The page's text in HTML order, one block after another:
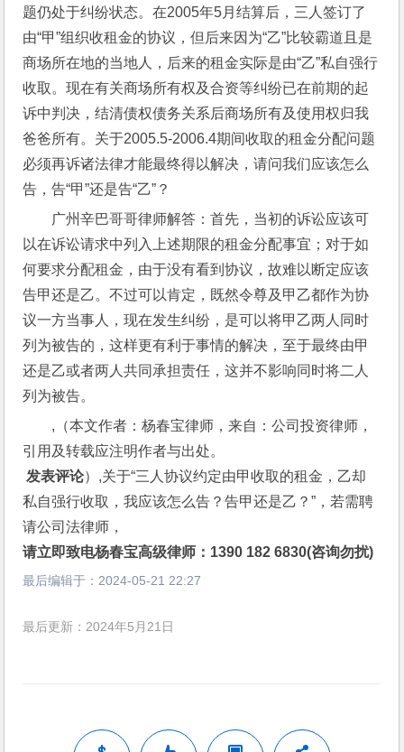
题仍处于纠纷状态。在2005年5月结算后，三人签订了
由“甲”组织收租金的协议，但后来因为“乙”比较霸道且是
商场所在地的当地人，后来的租金实际是由“乙”私自强行
收取。现在有关商场所有权及合资等纠纷已在前期的起
诉中判决，结清债权债务关系后商场所有及使用权归我
爸爸所有。关于2005.5-2006.4期间收取的租金分配问题
必须再诉诸法律才能最终得以解决，请问我们应该怎么
告，告“甲”还是告“乙”？
广州辛巴哥哥律师解答：首先，当初的诉讼应该可
以在诉讼请求中列入上述期限的租金分配事宜；对于如
何要求分配租金，由于没有看到协议，故难以断定应该
告甲还是乙。不过可以肯定，既然令尊及甲乙都作为协
议一方当事人，现在发生纠纷，是可以将甲乙两人同时
列为被告的，这样更有利于事情的解决，至于最终由甲
还是乙或者两人共同承担责任，这并不影响同时将二人
列为被告。
,（本文作者：杨春宝律师，来自：公司投资律师，
引用及转载应注明作者与出处。
发表评论）,关于“三人协议约定由甲收取的租金，乙却
私自强行收取，我应该怎么告？告甲还是乙？”，若需聘
请公司法律师，
请立即致电杨春宝高级律师：1390 182 6830(咨询勿扰)
最后编辑于： 2024-05-21 22:27
最后更新：2024年5月21日